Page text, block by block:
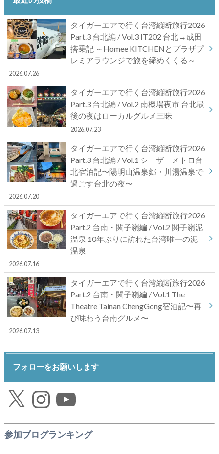
タイガーエアで行く台湾縦断旅行2026
Part.3 台北編 / Vol.3 IT202 台北→成田
搭乗記 ～Homee KITCHENとプラザプ
レミアラウンジで旅を締めくくる～
2026.07.26
タイガーエアで行く台湾縦断旅行2026
Part.3 台北編 / Vol.2 南機場夜市 台北最
後の夜はローカルグルメ三昧
2026.07.23
タイガーエアで行く台湾縦断旅行2026
Part.3 台北編 / Vol.1 シーザーメトロ台
北宿泊記〜陽明山温泉郷・川湯温泉で
過ごす台北の夜〜
2026.07.20
タイガーエアで行く台湾縦断旅行2026
Part.2 台南・関子嶺編 / Vol.2 関子嶺泥
温泉 10年ぶりに訪れた台湾唯一の泥
温泉
2026.07.16
タイガーエアで行く台湾縦断旅行2026
Part.2 台南・関子嶺編 / Vol.1 The
Theatre Tainan ChengGong宿泊記〜再
び味わう台南グルメ〜
2026.07.13
フォローをお願いします
X InstagramYouTube
参加ブログランキング